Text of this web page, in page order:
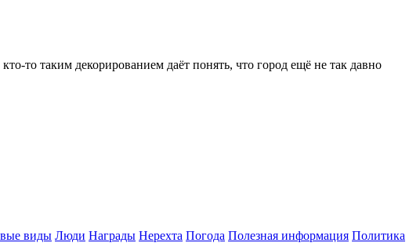
то таким декорированием даёт понять, что город ещё не так давно
виды Люди Награды Нерехта Погода Полезная информация Политика